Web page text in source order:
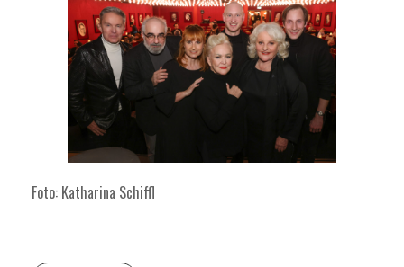
Foto: Katharina Schiffl